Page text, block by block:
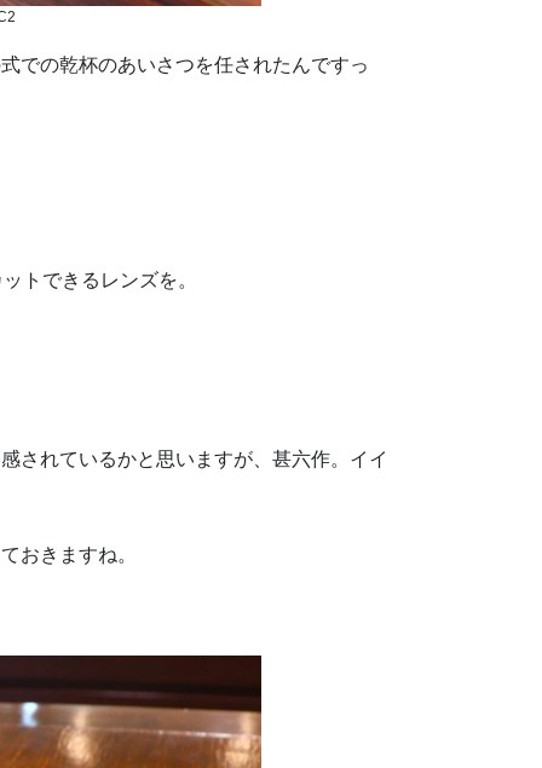
での乾杯のあいさつを任されたんですっ
トできるレンズを。
されているかと思いますが、甚六作。イイ
おきますね。